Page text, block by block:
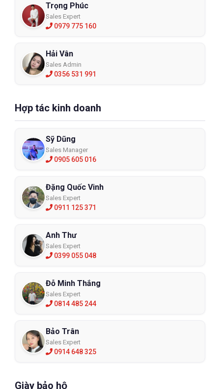
Trọng Phúc
Sales Expert
0979 775 160
Hải Vân
Sales Admin
0356 531 991
Hợp tác kinh doanh
Sỹ Dũng
Sales Manager
0905 605 016
Đặng Quốc Vinh
Sales Expert
0911 125 371
Anh Thư
Sales Expert
0399 055 048
Đỗ Minh Thắng
Sales Expert
0814 485 244
Bảo Trân
Sales Expert
0914 648 325
Giày bảo hộ